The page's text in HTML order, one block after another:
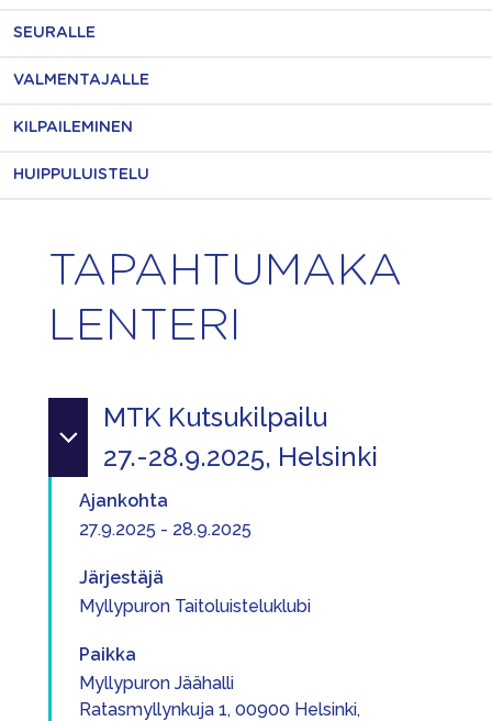
SEURALLE
VALMENTAJALLE
KILPAILEMINEN
HUIPPULUISTELU
TAPAHTUMAKA
LENTERI
MTK Kutsukilpailu
27.-28.9.2025, Helsinki
Ajankohta
27.9.2025 - 28.9.2025
Järjestäjä
Myllypuron Taitoluisteluklubi
Paikka
Myllypuron Jäähalli
Ratasmyllynkuja 1, 00900 Helsinki,